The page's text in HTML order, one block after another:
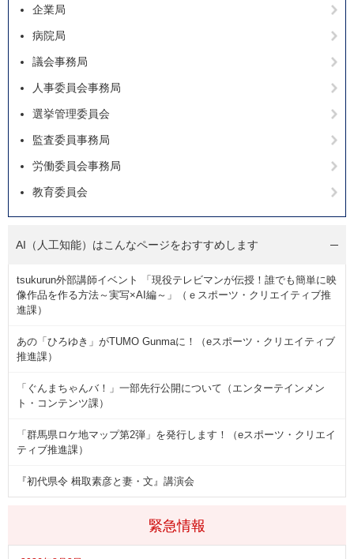
緊急情報
企業局
病院局
議会事務局
人事委員会事務局
選挙管理委員会
監査委員事務局
労働委員会事務局
教育委員会
AI（人工知能）はこんなページをおすすめします
tsukurun外部講師イベント 「現役テレビマンが伝授！誰でも簡単に映
像作品を作る方法～実写×AI編～」（ｅスポーツ・クリエイティブ推
進課）
あの「ひろゆき」がTUMO Gunmaに！（eスポーツ・クリエイティブ
推進課）
「ぐんまちゃんバ！」一部先行公開について（エンターテインメン
ト・コンテンツ課）
「群馬県ロケ地マップ第2弾」を発行します！（eスポーツ・クリエイ
ティブ推進課）
『初代県令 楫取素彦と妻・文』講演会